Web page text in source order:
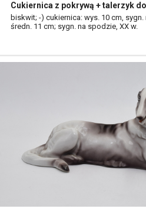
Cukiernica z pokrywą + talerzyk
biskwit; -) cukiernica: wys. 10 cm,
średn. 11 cm; sygn. na spodzie, XX w.